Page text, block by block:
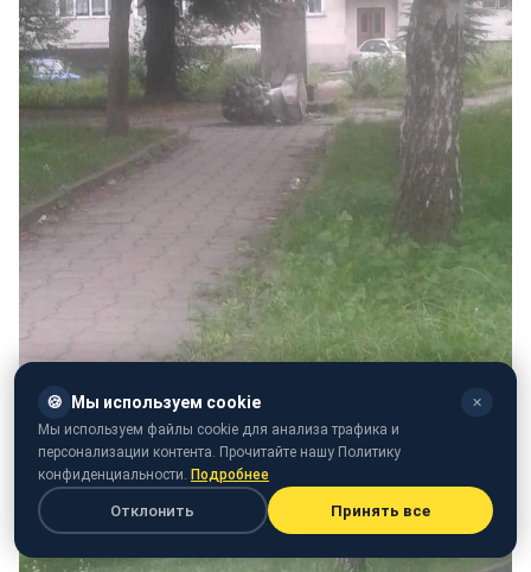
🍪 Мы используем cookie ✕
Мы используем файлы cookie для анализа трафика и
персонализации контента. Прочитайте нашу Политику
конфиденциальности. Подробнее
Отклонить Принять все